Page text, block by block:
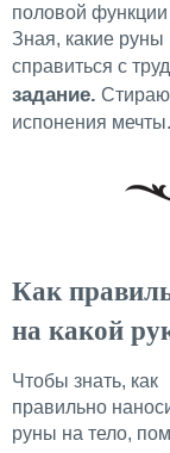
половой
Зная, какие руны
справиться с
задание.
испонения мечты.
Как
на какой
Чтобы знать, как
правильно
руны на тело,